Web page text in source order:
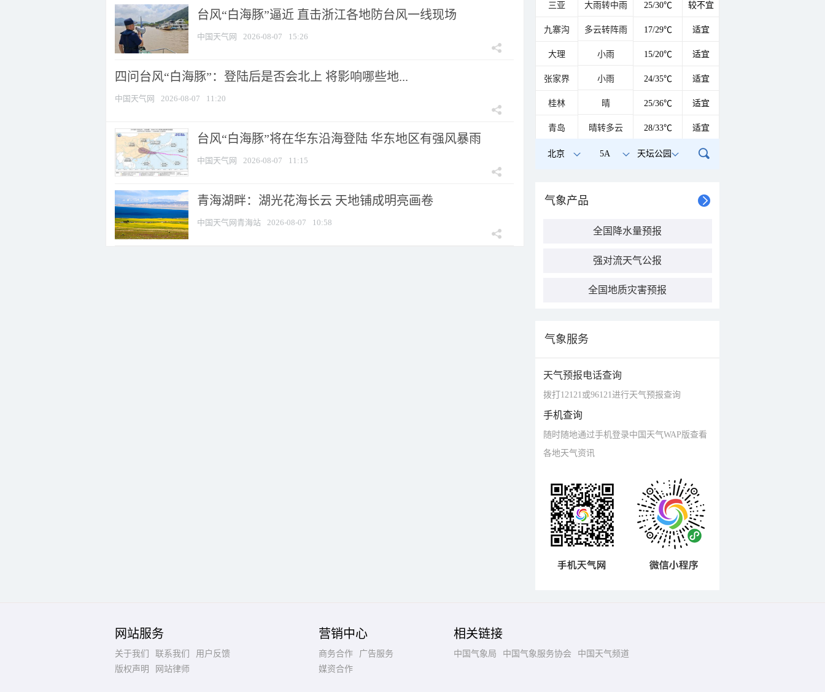
台风“白海豚”逼近 直击浙江各地防台风一线现场
中国天气网 2026-08-07 15:26
四问台风“白海豚”：登陆后是否会北上 将影响哪些地...
中国天气网 2026-08-07 11:20
台风“白海豚”将在华东沿海登陆 华东地区有强风暴雨
中国天气网 2026-08-07 11:15
青海湖畔：湖光花海长云 天地铺成明亮画卷
中国天气网青海站 2026-08-07 10:58
三亚 大雨转中雨 25/30℃ 较不宜
九寨沟 多云转阵雨 17/29℃ 适宜
大理 小雨 15/20℃ 适宜
张家界 小雨 24/35℃ 适宜
桂林 晴 25/36℃ 适宜
青岛 晴转多云 28/33℃ 适宜
北京 5A 天坛公园
气象产品
全国降水量预报
强对流天气公报
全国地质灾害预报
气象服务
天气预报电话查询
拨打12121或96121进行天气预报查询
手机查询
随时随地通过手机登录中国天气WAP版查看
各地天气资讯
网站服务
关于我们 联系我们
用户反馈
版权声明
网站律师
营销中心
商务合作
广告服务
媒资合作
相关链接
中国气象局 中国气象服务协会 中国天气频道